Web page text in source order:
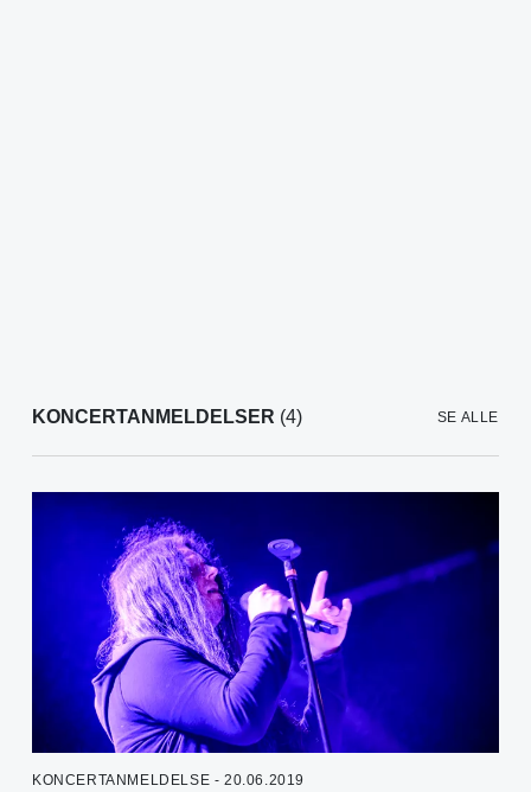
KONCERTANMELDELSER (4) SE ALLE
KONCERTANMELDELSE - 20.06.2019